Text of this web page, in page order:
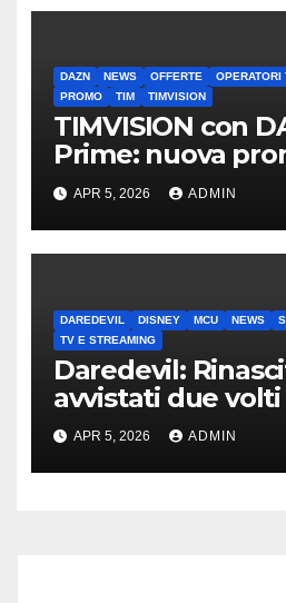
DAZN NEWS OFFERTE OPERATORI
PROMO
TIM TIMVISION
TIMVISION con
Prime: nuova
clienti TIM
APR 5, 2026 ADMIN
DAREDEVIL DISNEY MCU NEWS
TV E STREAMING
Daredevil:
avvistati due
di New York
APR 5, 2026 ADMIN